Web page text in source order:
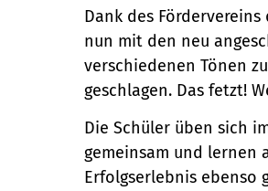
Dank des
nun mit den neu
verschiedenen Tönen
geschlagen. Das fetzt!
Die Schüler üben sich
gemeinsam und lernen
Erfolgserlebnis ebenso